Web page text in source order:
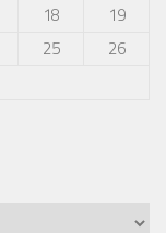
18
19
25
26